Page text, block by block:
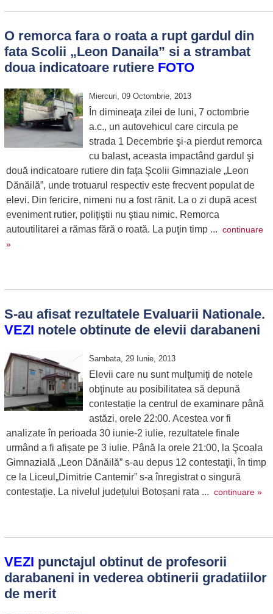
O remorca fara o roata a rupt gardul din
fata Scolii „Leon Danaila” si a strambat
doua indicatoare rutiereFOTO
Miercuri, 09 Octombrie, 2013
În dimineaţa zilei de luni, 7 octombrie
a.c., un autovehicul care circula pe
strada 1 Decembrie şi-a pierdut remorca
cu balast, aceasta impactând gardul şi
două indicatoare rutiere din faţa Şcolii Gimnaziale „Leon
Dănăilă”, unde trotuarul respectiv este frecvent populat de
elevi. Din fericire, nimeni nu a fost rănit. La o zi după acest
eveniment rutier, poliţiştii nu ştiau nimic. Remorca
autoutilitarei a rămas fără o roată. La puţin timp ... continuare
»
S-au afisat rezultatele Evaluarii Nationale.
VEZI notele obtinute de elevii darabaneni
Sambata, 29 Iunie, 2013
Elevii care nu sunt mulţumiţi de notele
obţinute au posibilitatea să depună
contestație la centrul de examinare până
astăzi, orele 22:00. Acestea vor fi
analizate în perioada 30 iunie-2 iulie, rezultatele finale
urmând a fi afișate pe 3 iulie. Până la orele 21:00, la Şcoala
Gimnazială „Leon Dănăilă” s-au depus 12 contestaţii, în timp
ce la Liceul„Dimitrie Cantemir” s-a înregistrat o singură
contestaţie. La nivelul județului Botoșani rata ... continuare »
VEZI punctajul obtinut de profesorii
darabaneni in vederea obtinerii gradatiilor
de merit